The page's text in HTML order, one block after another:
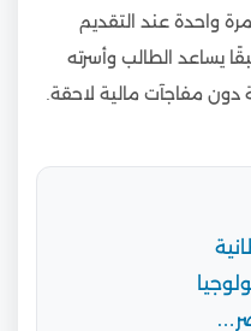
واحدة عند التقديم
يساعد الطالب وأسرته
دون مفاجآت مالية لاحقة.